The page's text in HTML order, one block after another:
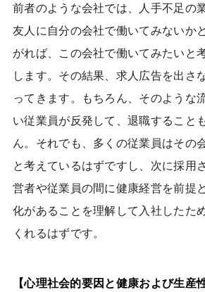
前者のような会社では、人手不足の
友人に自分の会社で働いてみないか
がれば、この会社で働いてみたいと
します。その結果、求人広告を出さ
ってきます。もちろん、そのような
い従業員が反発して、退職すること
ん。それでも、多くの従業員はその
と考えているはずですし、次に採用
営者や従業員の間に健康経営を前提
化があることを理解して入社したた
くれるはずです。
【心理社会的要因と健康および生産